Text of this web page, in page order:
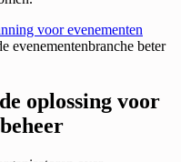
voor evenementen
evenementenbranche beter
oplossing voor